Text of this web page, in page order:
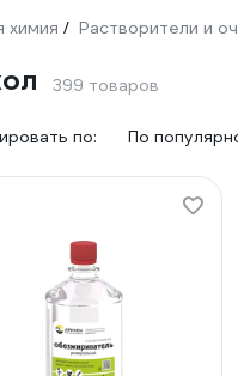
химия / Растворители и
399 товаров
по: По